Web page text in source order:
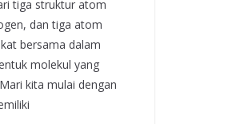
tiga struktur atom
dan tiga atom
bersama dalam
molekul yang
kita mulai dengan